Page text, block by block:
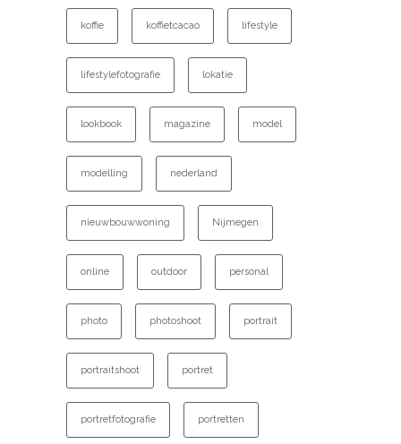
koffie koffietcacao lifestyle
lifestylefotografie lokatie
lookbook magazine model
modelling nederland
nieuwbouwwoning Nijmegen
online outdoor personal
photo photoshoot portrait
portraitshoot portret
portretfotografie portretten